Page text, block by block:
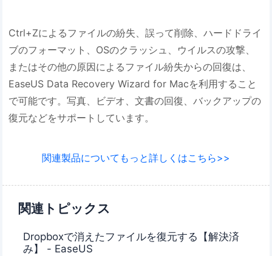
Ctrl+Zによるファイルの紛失、誤って削除、ハードドライ
ブのフォーマット、OSのクラッシュ、ウイルスの攻撃、
またはその他の原因によるファイル紛失からの回復は、
EaseUS Data Recovery Wizard for Macを利用すること
で可能です。写真、ビデオ、文書の回復、バックアップの
復元などをサポートしています。
関連製品についてもっと詳しくはこちら>>
関連トピックス
Dropboxで消えたファイルを復元する【解決済
み】 - EaseUS